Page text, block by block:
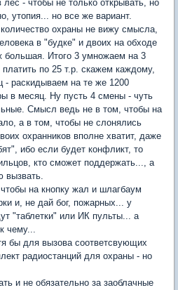
лес - чтобы не только открывать, но
утопия... но все же вариант.
охраны не вижу смысла,
в "будке" и двоих на обходе
большая. Итого 3 умножаем на 3
по 25 т.р. скажем каждому,
- раскидываем на те же 1200
в месяц. Ну пусть 4 смены - чуть
Смысл ведь не в том, чтобы на
а в том, чтобы не слонялись
охранников вполне хватит, даже
ибо если будет конфликт, то
кто сможет поддержать..., а
вызвать.
на кнопку жал и шлагбаум
и, не дай бог, пожарных... у
"таблетки" или ИК пульты... а
чему...
бы для вызова соответсвующих
радиостанций для охраны - но
и не обязательно за заоблачные